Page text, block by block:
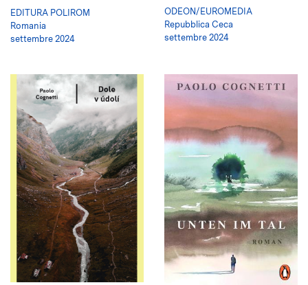
EDITURA POLIROM
Romania
settembre 2024
ODEON/EUROMEDIA
Repubblica Ceca
settembre 2024